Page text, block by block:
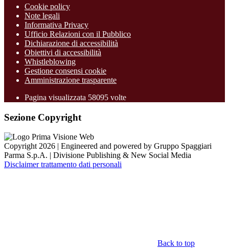
Cookie policy
Note legali
Informativa Privacy
Ufficio Relazioni con il Pubblico
Dichiarazione di accessibilità
Obiettivi di accessibilità
Whistleblowing
Gestione consensi cookie
Amministrazione trasparente
Pagina visualizzata 58095 volte
Sezione Copyright
Copyright 2026 | Engineered and powered by Gruppo Spaggiari
Parma S.p.A. | Divisione Publishing & New Social Media
Disclaimer trattamento dati personali
Back to top